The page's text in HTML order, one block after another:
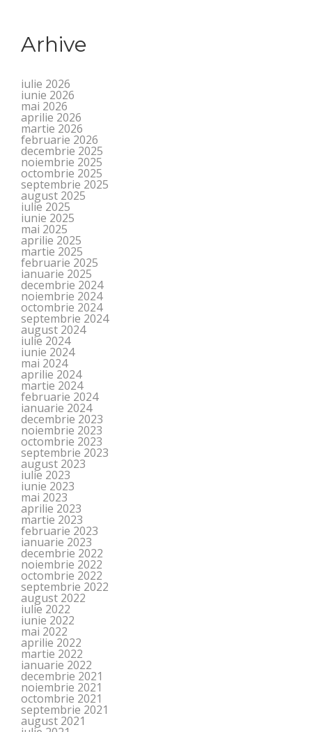
Arhive
iulie 2026
iunie 2026
mai 2026
aprilie 2026
martie 2026
februarie 2026
decembrie 2025
noiembrie 2025
octombrie 2025
septembrie 2025
august 2025
iulie 2025
iunie 2025
mai 2025
aprilie 2025
martie 2025
februarie 2025
ianuarie 2025
decembrie 2024
noiembrie 2024
octombrie 2024
septembrie 2024
august 2024
iulie 2024
iunie 2024
mai 2024
aprilie 2024
martie 2024
februarie 2024
ianuarie 2024
decembrie 2023
noiembrie 2023
octombrie 2023
septembrie 2023
august 2023
iulie 2023
iunie 2023
mai 2023
aprilie 2023
martie 2023
februarie 2023
ianuarie 2023
decembrie 2022
noiembrie 2022
octombrie 2022
septembrie 2022
august 2022
iulie 2022
iunie 2022
mai 2022
aprilie 2022
martie 2022
ianuarie 2022
decembrie 2021
noiembrie 2021
octombrie 2021
septembrie 2021
august 2021